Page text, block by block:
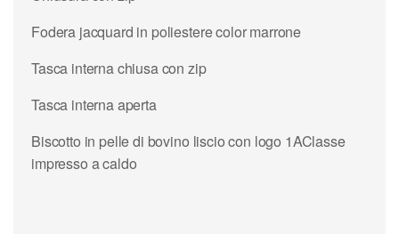
Fodera jacquard in poliestere color marrone
Tasca interna chiusa con zip
Tasca interna aperta
Biscotto in pelle di bovino liscio con logo 1AClasse
impresso a caldo